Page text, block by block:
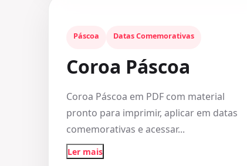
Páscoa Datas Comemorativas
Coroa Páscoa
Coroa Páscoa em PDF com material
pronto para imprimir, aplicar em datas
comemorativas e acessar...
Ler mais